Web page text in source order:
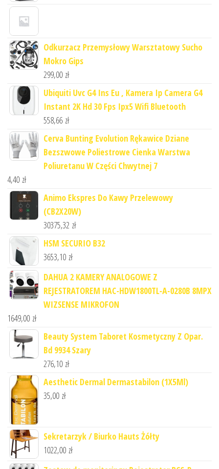
Odkurzacz Przemysłowy Warsztatowy Sucho
Mokro Gips
299,00 zł
Ubiquiti Uvc G4 Ins Eu , Kamera Ip Camera G4
Instant 2K Hd 30 Fps Ipx5 Wifi Bluetooth
558,66 zł
Cerva Bunting Evolution Rękawice Dziane
Bezszwowe Poliestrowe Cienka Warstwa
Poliuretanu W Części Chwytnej 7
4,40 zł
Animo Ekspres Do Kawy Przelewowy
(CB2X20W)
30375,32 zł
HSM SECURIO B32
3653,10 zł
DAHUA 2 KAMERY ANALOGOWE Z
REJESTRATOREM HAC-HDW1800TL-A-0280B 8MPX
WIZSENSE MIKROFON
1649,00 zł
Beauty System Taboret Kosmetyczny Z Opar.
Bd 9934 Szary
276,10 zł
Aesthetic Dermal Dermastabilon (1X5Ml)
35,00 zł
Sekretarzyk / Biurko Hauts Żółty
1022,00 zł